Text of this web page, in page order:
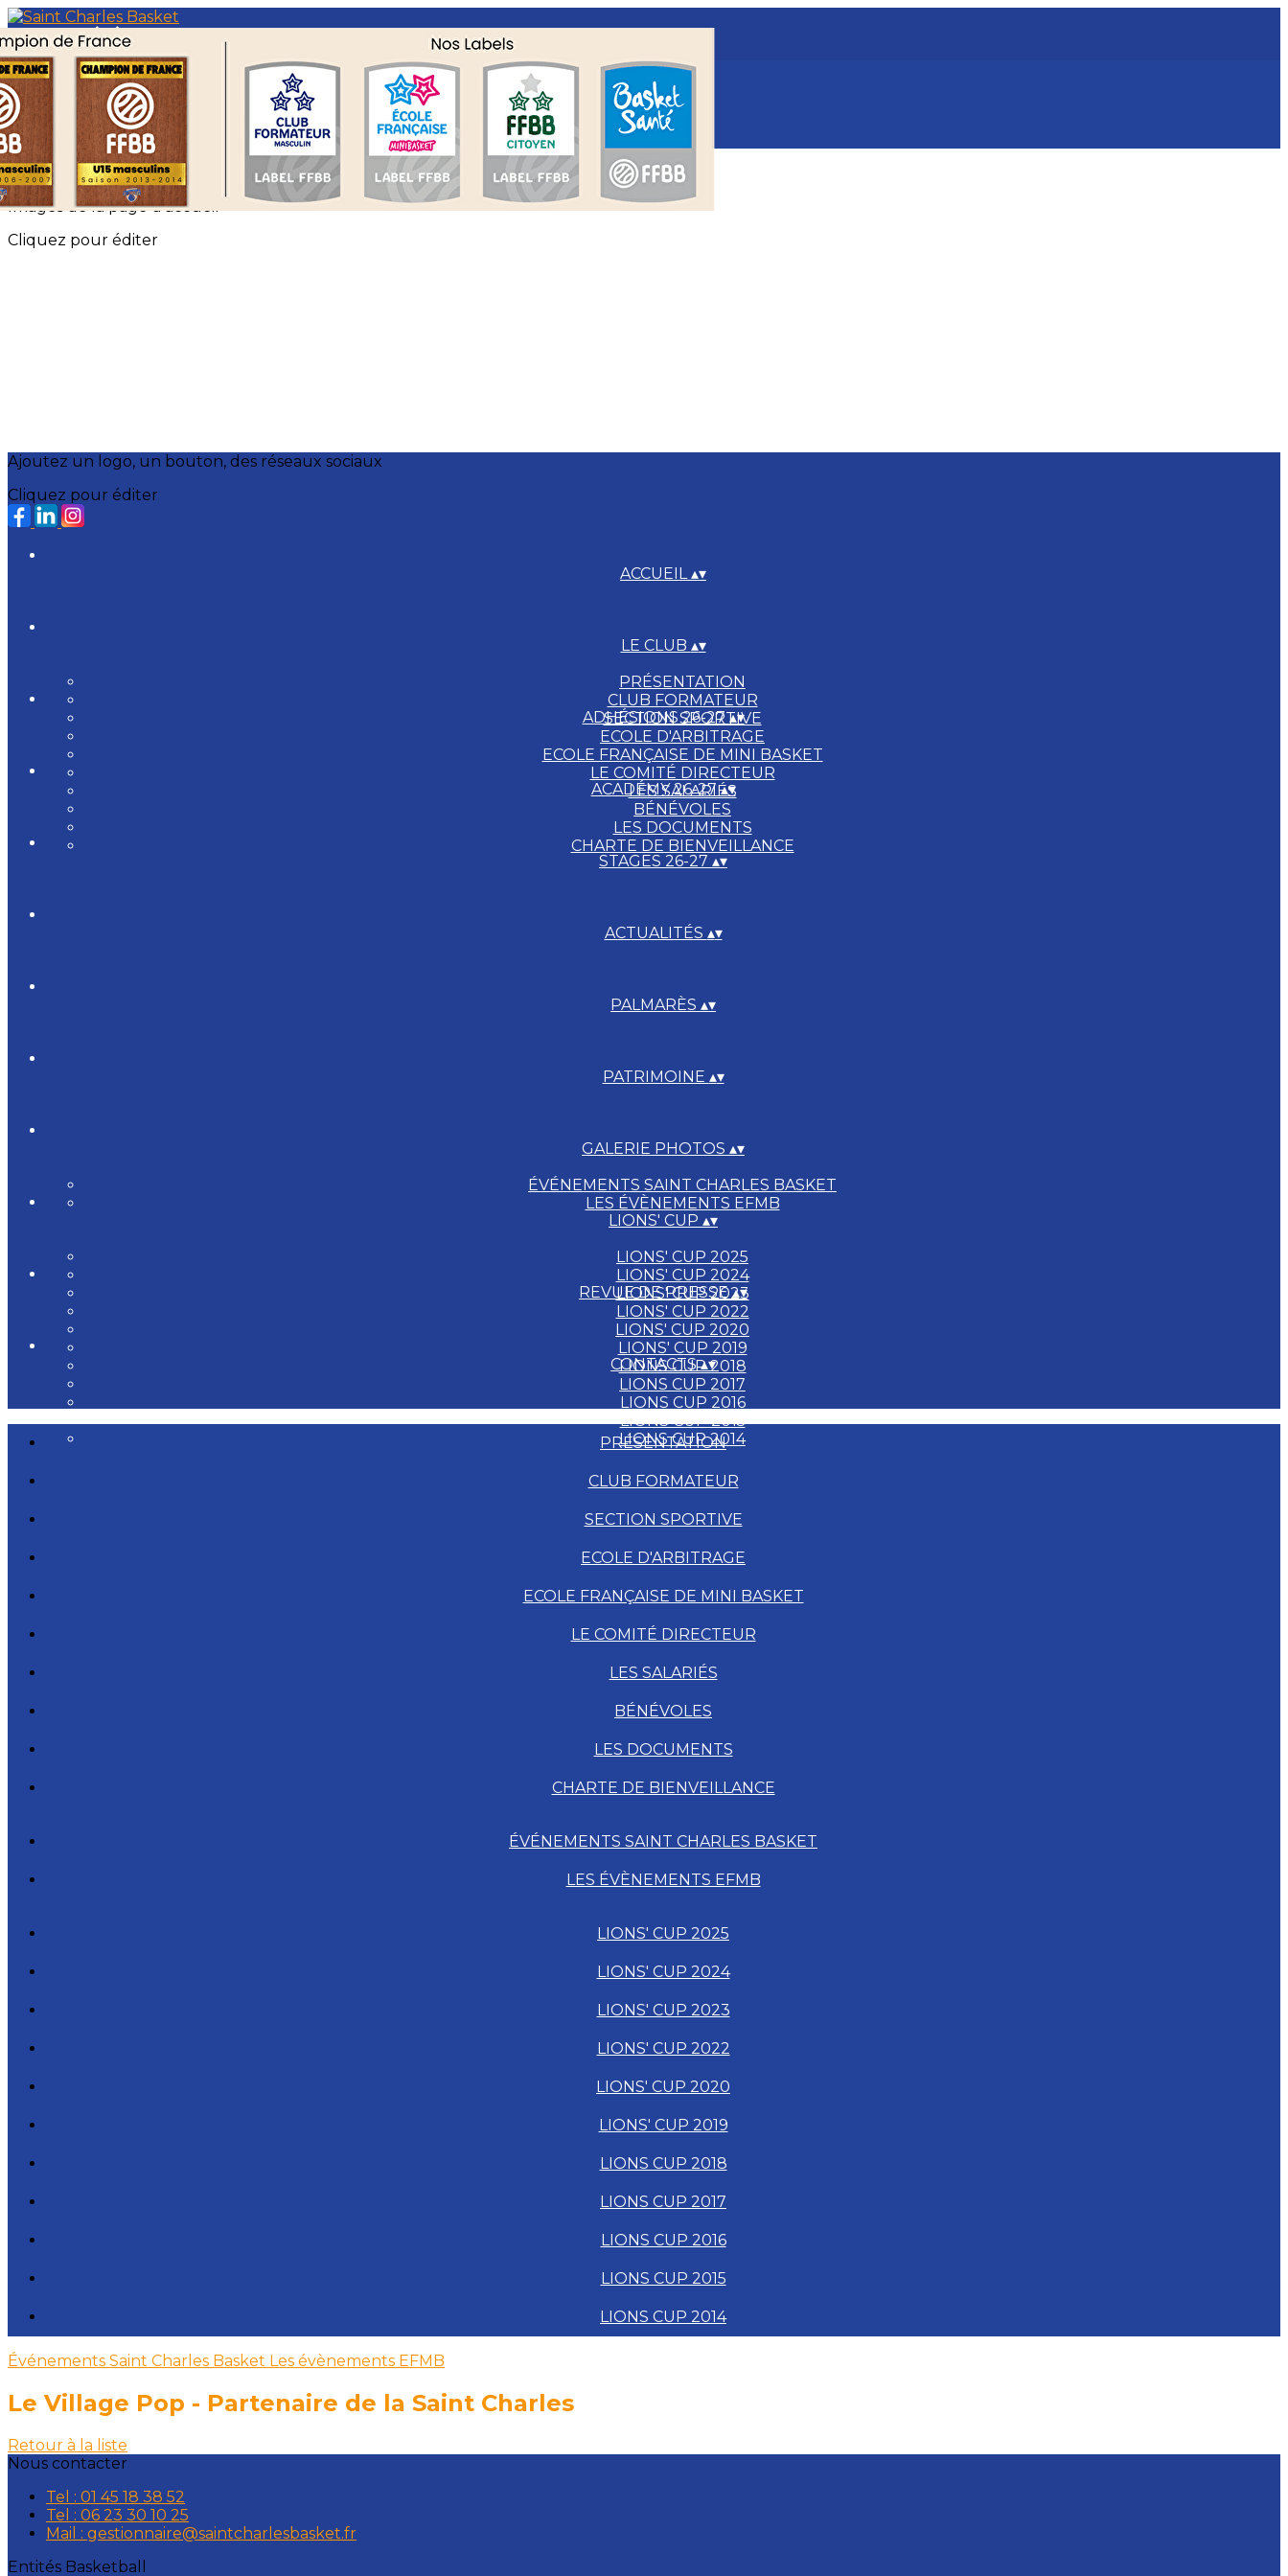
Menu
<
>
Événements Saint Charles Basket
Les évènements EFMB
?>
Images de la page d'accueil
Cliquez pour éditer
Ajoutez un logo, un bouton, des réseaux sociaux
Cliquez pour éditer
ACCUEIL▴▾
LE CLUB ▴▾
PRÉSENTATION
CLUB FORMATEUR
SECTION SPORTIVE
ECOLE D'ARBITRAGE
ECOLE FRANÇAISE DE MINI BASKET
LE COMITÉ DIRECTEUR
LES SALARIÉS
BÉNÉVOLES
LES DOCUMENTS
CHARTE DE BIENVEILLANCE
ADHÉSIONS 26-27▴▾
ACADÉMY 26-27▴▾
STAGES 26-27 ▴▾
ACTUALITÉS ▴▾
PALMARÈS ▴▾
PATRIMOINE ▴▾
GALERIE PHOTOS ▴▾
ÉVÉNEMENTS SAINT CHARLES BASKET
LES ÉVÈNEMENTS EFMB
LIONS' CUP ▴▾
LIONS' CUP 2025
LIONS' CUP 2024
LIONS' CUP 2023
LIONS' CUP 2022
LIONS' CUP 2020
LIONS' CUP 2019
LIONS CUP 2018
LIONS CUP 2017
LIONS CUP 2016
LIONS CUP 2015
LIONS CUP 2014
REVUE DE PRESSE▴▾
CONTACTS▴▾
PRÉSENTATION
CLUB FORMATEUR
SECTION SPORTIVE
ECOLE D'ARBITRAGE
ECOLE FRANÇAISE DE MINI BASKET
LE COMITÉ DIRECTEUR
LES SALARIÉS
BÉNÉVOLES
LES DOCUMENTS
CHARTE DE BIENVEILLANCE
ÉVÉNEMENTS SAINT CHARLES BASKET
LES ÉVÈNEMENTS EFMB
LIONS' CUP 2025
LIONS' CUP 2024
LIONS' CUP 2023
LIONS' CUP 2022
LIONS' CUP 2020
LIONS' CUP 2019
LIONS CUP 2018
LIONS CUP 2017
LIONS CUP 2016
LIONS CUP 2015
LIONS CUP 2014
Événements Saint Charles Basket Les évènements EFMB
Le Village Pop - Partenaire de la Saint Charles
Retour à la liste
Nous contacter
Tel : 01 45 18 38 52
Tel : 06 23 30 10 25
Mail : gestionnaire@saintcharlesbasket.fr
Entités Basketball